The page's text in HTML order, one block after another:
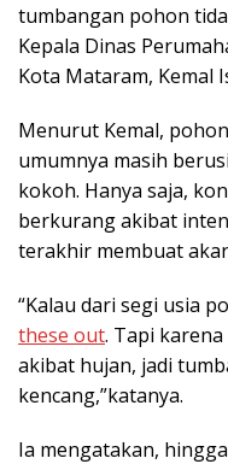
tumbangan pohon
Kepala Dinas
Kota Mataram, Kemal
Menurut Kemal,
umumnya masih
kokoh. Hanya saja,
berkurang akibat
terakhir membuat
“Kalau dari segi usia
these out. Tapi
akibat hujan, jadi
kencang,”katanya.
Ia mengatakan,